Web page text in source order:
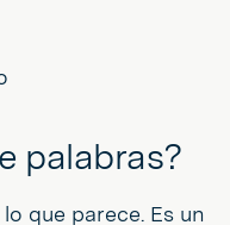
palabras?
que parece. Es un